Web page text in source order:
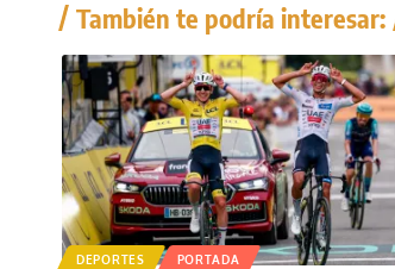
También te podría interesar:
DEPORTES PORTADA